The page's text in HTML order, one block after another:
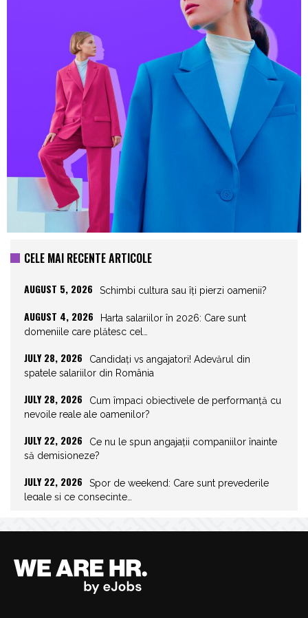
CELE MAI RECENTE ARTICOLE
AUGUST 5, 2026 Schimbi cultura sau îți pierzi oamenii?
AUGUST 4, 2026
Harta salariilor în 2026: Care sunt
domeniile care plătesc cel…
JULY 28, 2026
Candidați vs angajatori! Adevărul din
spatele salariilor din România
JULY 28, 2026
Cum împaci obiectivele de performanță cu
nevoile reale ale oamenilor?
JULY 22, 2026
Ce nu le spun angajații companiilor înainte
să demisioneze?
JULY 22, 2026
Spor de weekend: Care sunt prevederile
legale și ce consecințe…
JULY 20, 2026
Joburile scad, aplicările explodează!
Record istoric pe piața muncii